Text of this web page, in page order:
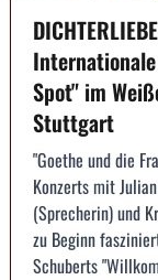
Spot" im
Stuttgart
"Goethe und die
Konzerts mit
(Sprecherin) und
zu Beginn
Schuberts